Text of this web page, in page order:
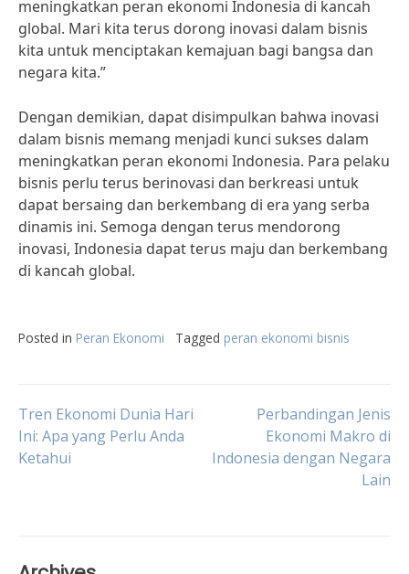
meningkatkan peran ekonomi Indonesia di kancah
global. Mari kita terus dorong inovasi dalam bisnis
kita untuk menciptakan kemajuan bagi bangsa dan
negara kita.”
Dengan demikian, dapat disimpulkan bahwa inovasi
dalam bisnis memang menjadi kunci sukses dalam
meningkatkan peran ekonomi Indonesia. Para pelaku
bisnis perlu terus berinovasi dan berkreasi untuk
dapat bersaing dan berkembang di era yang serba
dinamis ini. Semoga dengan terus mendorong
inovasi, Indonesia dapat terus maju dan berkembang
di kancah global.
Posted in Peran Ekonomi Tagged peran ekonomi bisnis
Post
navigation
Tren Ekonomi Dunia Hari
Ini: Apa yang Perlu Anda
Ketahui
Perbandingan Jenis
Ekonomi Makro di
Indonesia dengan Negara
Lain